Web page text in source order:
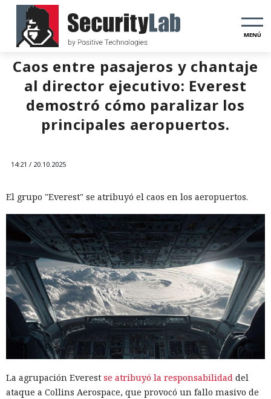
MENÚ
Caos entre pasajeros y chantaje
al director ejecutivo: Everest
demostró cómo paralizar los
principales aeropuertos.
14:21 / 20.10.2025
El grupo "Everest" se atribuyó el caos en los aeropuertos.
La agrupación Everest se atribuyó la responsabilidad del
ataque a Collins Aerospace, que provocó un fallo masivo de